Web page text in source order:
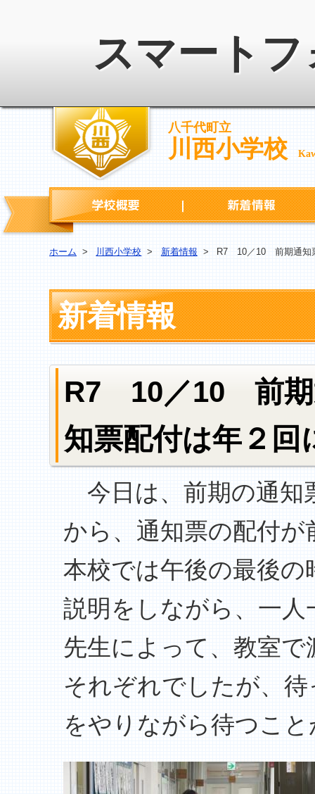
スマート
八千代町立
川西小学校
学校概要
ホーム > 川西小学校 > 新着情報 > R7 10／10 前期通知
新着情報
R7 10／10 前期
知票配付は年２回
今日は、前期の通知
から、通知票の配付
本校では午後の最後
説明をしながら、一
先生によって、教室
それぞれでしたが、
をやりながら待つこ